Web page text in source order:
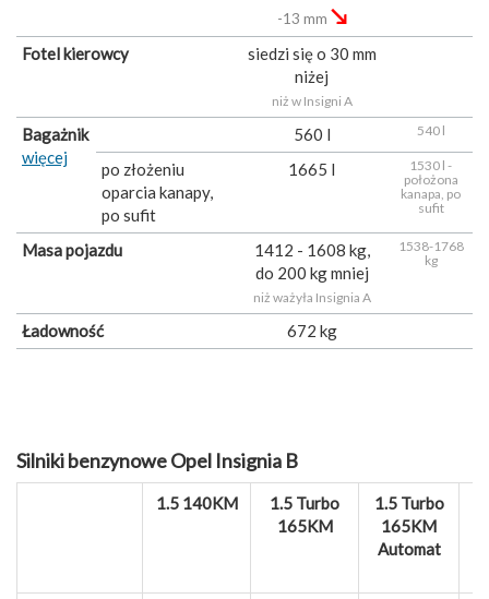
-13 mm ↘
Fotel kierowcy
siedzi się o 30 mm
niżej
niż w Insigni A
Bagażnik
więcej
560 l 540 l
po złożeniu
oparcia kanapy,
po sufit
1665 l
1530 l -
położona
kanapa, po
sufit
Masa pojazdu
1412 - 1608 kg,
do 200 kg mniej
niż ważyła Insignia A
1538-1768
kg
Ładowność 672 kg
Silniki benzynowe Opel Insignia B
1.5 140KM
1.5 Turbo
165KM
1.5 Turbo
165KM
Automat